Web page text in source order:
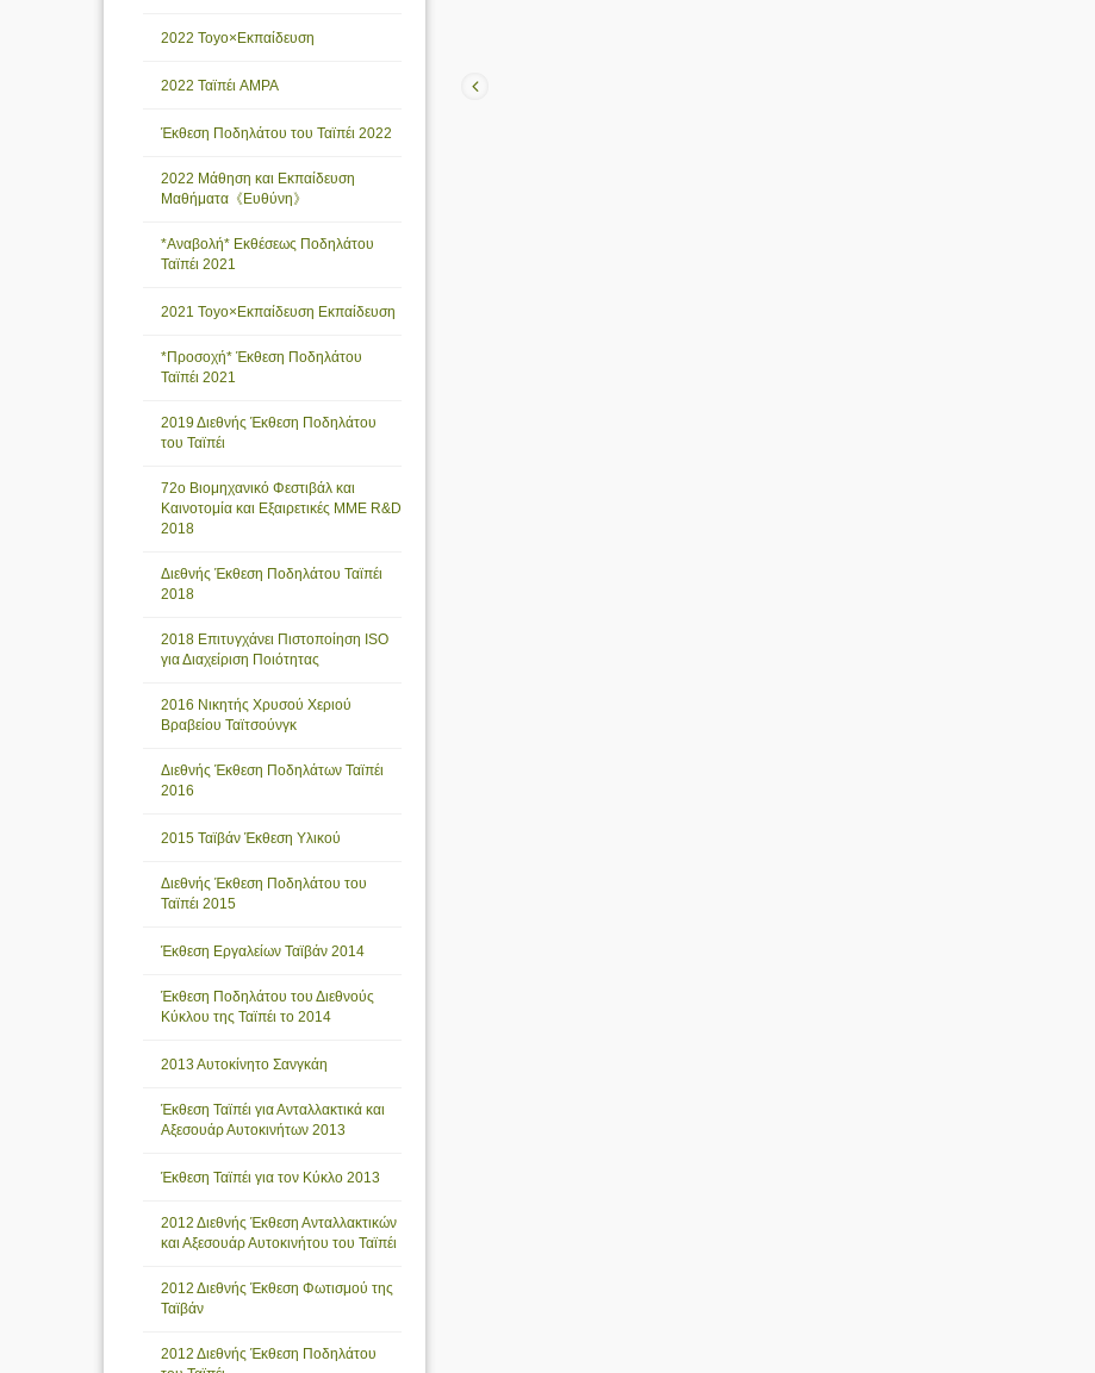
2022 Toyo×Εκπαίδευση
2022 Ταϊπέι AMPA
Έκθεση Ποδηλάτου του Ταϊπέι 2022
2022 Μάθηση και Εκπαίδευση
Μαθήματα《Ευθύνη》
*Αναβολή* Εκθέσεως Ποδηλάτου
Ταϊπέι 2021
2021 Toyo×Εκπαίδευση Εκπαίδευση
*Προσοχή* Έκθεση Ποδηλάτου
Ταϊπέι 2021
2019 Διεθνής Έκθεση Ποδηλάτου
του Ταϊπέι
72ο Βιομηχανικό Φεστιβάλ και
Καινοτομία και Εξαιρετικές ΜΜΕ R&D
2018
Διεθνής Έκθεση Ποδηλάτου Ταϊπέι
2018
2018 Επιτυγχάνει Πιστοποίηση ISO
για Διαχείριση Ποιότητας
2016 Νικητής Χρυσού Χεριού
Βραβείου Ταϊτσούνγκ
Διεθνής Έκθεση Ποδηλάτων Ταϊπέι
2016
2015 Ταϊβάν Έκθεση Υλικού
Διεθνής Έκθεση Ποδηλάτου του
Ταϊπέι 2015
Έκθεση Εργαλείων Ταϊβάν 2014
Έκθεση Ποδηλάτου του Διεθνούς
Κύκλου της Ταϊπέι το 2014
2013 Αυτοκίνητο Σανγκάη
Έκθεση Ταϊπέι για Ανταλλακτικά και
Αξεσουάρ Αυτοκινήτων 2013
Έκθεση Ταϊπέι για τον Κύκλο 2013
2012 Διεθνής Έκθεση Ανταλλακτικών
και Αξεσουάρ Αυτοκινήτου του Ταϊπέι
2012 Διεθνής Έκθεση Φωτισμού της
Ταϊβάν
2012 Διεθνής Έκθεση Ποδηλάτου